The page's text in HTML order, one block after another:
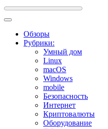
Обзоры
Рубрики:
Умный дом
Linux
macOS
Windows
mobile
Безопасность
Интернет
Криптовалюты
Оборудование